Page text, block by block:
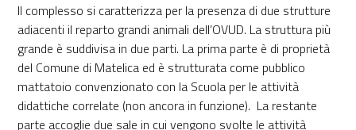
Il complesso si caratterizza per la presenza di due strutture
adiacenti il reparto grandi animali dell’OVUD. La struttura più
grande è suddivisa in due parti. La prima parte è di proprietà
del Comune di Matelica ed è strutturata come pubblico
mattatoio convenzionato con la Scuola per le attività
didattiche correlate (non ancora in funzione). La restante
parte accoglie due sale in cui vengono svolte le attività